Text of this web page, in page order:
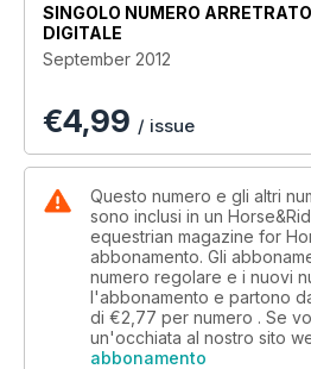
SINGOLO NUMERO ARRETRATO
DIGITALE
September 2012
€4,99 / issue
Questo numero e gli altri
sono inclusi in un
equestrian magazine for
abbonamento. Gli
numero regolare e i nuovi
l'abbonamento e partono
di €2,77 per numero . Se
un'occhiata al nostro sito
abbonamento